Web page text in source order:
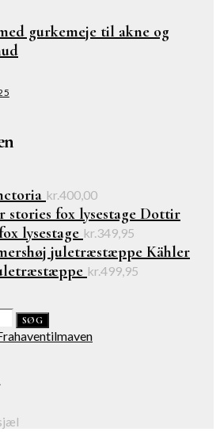
gurkemeje til akne og
kr.400,00
Dottir
lysestage kr. 349,95
Kähler
kr.499,95
SØG